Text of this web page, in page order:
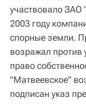
участвовало ЗАО
2003 году
спорные земли.
возражал против
право
"Матвеевское"
подписан указ